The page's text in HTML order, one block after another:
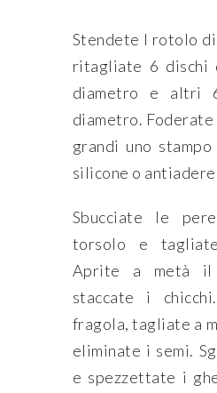
Stendete l rotolo
ritagliate 6 dischi
diametro e altri
diametro.
grandi uno
silicone o
Sbucciate le
torsolo e
Aprite a metà il
staccate i
fragola, tagliate a
eliminate i semi.
e spezzettate i